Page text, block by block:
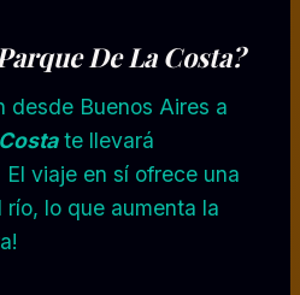
De La Costa?
desde Buenos Aires a
te llevará
viaje en sí ofrece una
lo que aumenta la